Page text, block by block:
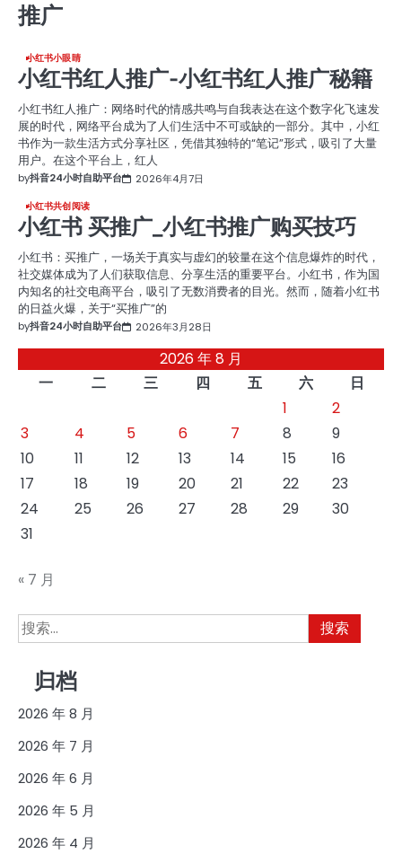
推广
小红书小眼睛
小红书红人推广-小红书红人推广秘籍
小红书红人推广：网络时代的情感共鸣与自我表达在这个数字化飞速发
展的时代，网络平台成为了人们生活中不可或缺的一部分。其中，小红
书作为一款生活方式分享社区，凭借其独特的“笔记”形式，吸引了大量
用户。在这个平台上，红人
by抖音24小时自助平台 2026年4月7日
小红书共创阅读
小红书 买推广_小红书推广购买技巧
小红书：买推广，一场关于真实与虚幻的较量在这个信息爆炸的时代，
社交媒体成为了人们获取信息、分享生活的重要平台。小红书，作为国
内知名的社交电商平台，吸引了无数消费者的目光。然而，随着小红书
的日益火爆，关于“买推广”的
by抖音24小时自助平台 2026年3月28日
2026 年 8 月
一
二 三 四 五 六
日
1
2
3
4 5 6 7 8
9
10
11 12 13 14 15
16
17
18 19 20 21 22
23
24
25 26 27 28 29
30
31
« 7 月
搜
索：
归档
2026 年 8 月
2026 年 7 月
2026 年 6 月
2026 年 5 月
2026 年 4 月